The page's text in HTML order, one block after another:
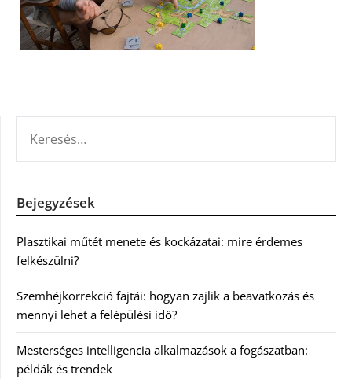
Bejegyzések
Plasztikai műtét menete és kockázatai: mire érdemes
felkészülni?
Szemhéjkorrekció fajtái: hogyan zajlik a beavatkozás és
mennyi lehet a felépülési idő?
Mesterséges intelligencia alkalmazások a fogászatban:
példák és trendek